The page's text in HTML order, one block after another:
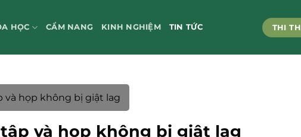
HỌC CẨM NANG KINH NGHIỆM TIN TỨC THI
và họp không bị giật lag
và họp không bị giật lag